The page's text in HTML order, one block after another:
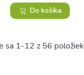
Do košíka
sa 1-12 z 56 položiek